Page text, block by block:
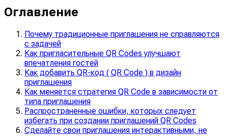
Оглавление
Почему традиционные приглашения не справляются
с задачей
Как пригласительные QR Codes улучшают
впечатления гостей
Как добавить QR-код ( QR Code ) в дизайн
приглашения
Как меняется стратегия QR Code в зависимости от
типа приглашения
Распространенные ошибки, которых следует
избегать при создании приглашений QR Codes
Сделайте свои приглашения интерактивными, не